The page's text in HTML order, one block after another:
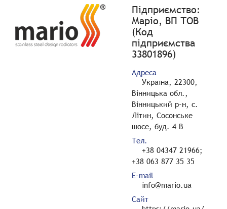
Підприємство:
Маріо, ВП ТОВ
(Код
підприємства
33801896)
Адреса
Україна, 22300,
Вінницька обл.,
Вінницький р-н, с.
Літин, Сосонське
шосе, буд. 4 В
Тел.
+38 04347 21966;
+38 063 877 35 35
E-mail
info@mario.ua
Сайт